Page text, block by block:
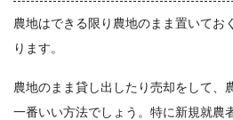
農地はできる限り農地のまま置いてお
ります。
農地のまま貸し出したり売却をして、
一番いい方法でしょう。特に新規就農